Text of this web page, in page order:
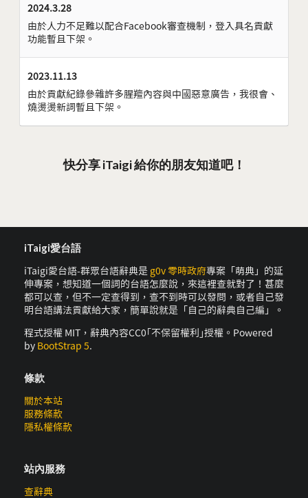
2024.3.28
由於人力不足難以配合Facebook審查機制，登入具名貢獻
功能暫且下架。
2023.11.13
由於貢獻紀錄參雜許多腥羶內容與中國惡意廣告，我很會、
燒燙燙新詞暫且下架。
快分享 iTaigi 給你的朋友知道吧！
iTaigi愛台語
iTaigi愛台語-群眾台語辭典是 g0v 零時政府專案「萌典」的延
伸專案，想知道一個詞的台語怎麼說，來這裡查就對了！甚麼
都可以查，但不一定查得到，查不到時可以發問，或者自己發
明台語講法貢獻給大家，簡單說就是「自己的辭典自己編」。
程式授權 MIT，辭典內容CC0｢不保留權利｣授權。Powered
by BootStrap 5.
條款
關於本站
服務條款
隱私權條款
站內服務
查辭典